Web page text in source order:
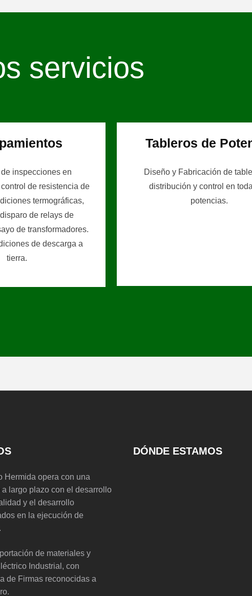
servicios
inspecciones en
de resistencia de
termográficas,
de relays de
de transformadores.
de descarga a
tierra.
Tableros de
Diseño y Fabricación de
distribución y control en
potencias.
Hermida opera con una
largo plazo con el desarrollo
y el desarrollo
en la ejecución de
de materiales y
Industrial, con
de Firmas reconocidas a
DÓNDE ESTAMOS